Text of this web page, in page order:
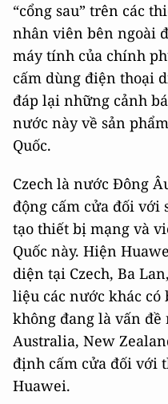
“cổng sau” trên các
nhân viên bên ngoài
máy tính của chính
cấm dùng điện thoại
đáp lại những cảnh
nước này về sản
Quốc.
Czech là nước Đông
động cấm cửa đối với
tạo thiết bị mạng và
Quốc này. Hiện
diện tại Czech, Ba
liệu các nước khác có
không đang là vấn đề
Australia, New
định cấm cửa đối với
Huawei.